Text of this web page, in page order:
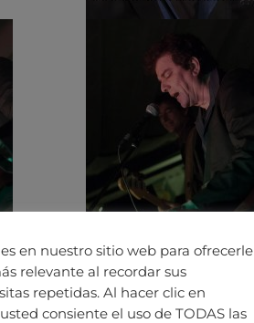
en nuestro sitio web para ofrecerle
relevante al recordar sus
repetidas. Al hacer clic en
consiente el uso de TODAS las